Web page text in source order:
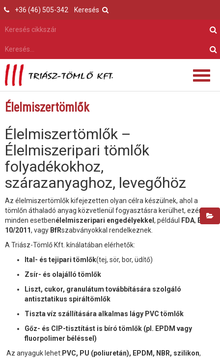
Keresés
+36 (46) 505-342
Élelmiszertömlők
Élelmiszertömlők –
Élelmiszeripari tömlők
folyadékokhoz,
szárazanyaghoz, levegőhöz
Az élelmiszertömlők kifejezetten olyan célra készülnek, ahol a
tömlőn áthaladó anyag közvetlenül fogyasztásra kerülhet, ezért
minden esetbenélelmiszeripari engedélyekkel , például FDA, EU
10/2011, vagy BfRszabványokkal rendelkeznek.
A Triász-Tömlő Kft. kínálatában elérhetők:
Ital- és tejipari tömlők(tej, sör, bor, üdítő)
Zsír- és olajálló tömlők
Liszt, cukor, granulátum továbbítására szolgáló
antisztatikus spiráltömlők
Tiszta víz szállítására alkalmas lágy PVC tömlők
Gőz- és CIP-tisztítást is bíró tömlők (pl. EPDM vagy
fluorpolimer béléssel)
Az anyaguk lehet: PVC, PU (poliuretán), EPDM, NBR, szilikon,